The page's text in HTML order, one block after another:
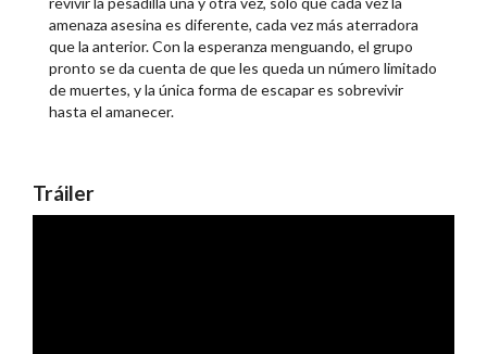
amenaza asesina es diferente, cada vez más aterradora
que la anterior. Con la esperanza menguando, el grupo
pronto se da cuenta de que les queda un número limitado
de muertes, y la única forma de escapar es sobrevivir
hasta el amanecer.
Tráiler